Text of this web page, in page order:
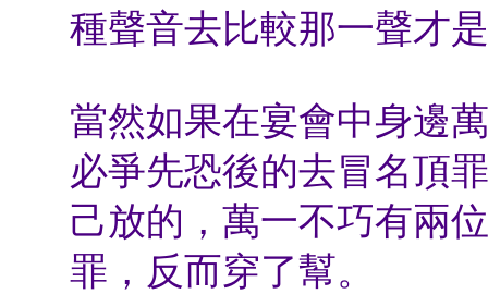
種聲音去比較那一聲才
當然如果在宴會中身邊
必爭先恐後的去冒名頂
己放的，萬一不巧有兩
罪，反而穿了幫。